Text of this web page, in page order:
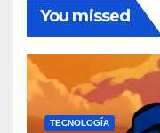
You missed
TECNOLOGÍA